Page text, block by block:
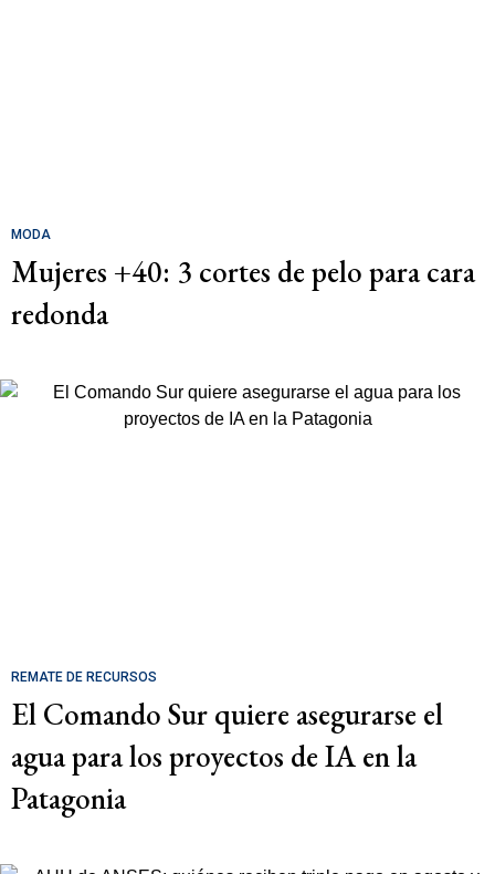
MODA
Mujeres +40: 3 cortes de pelo para cara
redonda
REMATE DE RECURSOS
El Comando Sur quiere asegurarse el
agua para los proyectos de IA en la
Patagonia